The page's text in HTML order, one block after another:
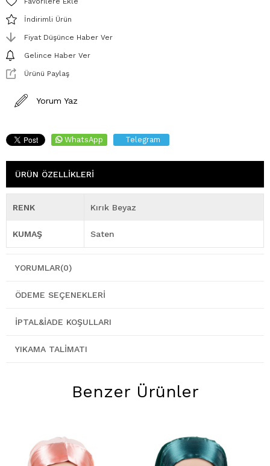
İndirimli Ürün
Fiyat Düşünce Haber Ver
Gelince Haber Ver
Ürünü Paylaş
Yorum Yaz
WhatsApp Telegram
ÜRÜN ÖZELLIKLERI
RENK Kırık Beyaz
KUMAŞ Saten
YORUMLAR(0)
ÖDEME SEÇENEKLERI
İPTAL&İADE KOŞULLARI
YIKAMA TALIMATI
Benzer Ürünler